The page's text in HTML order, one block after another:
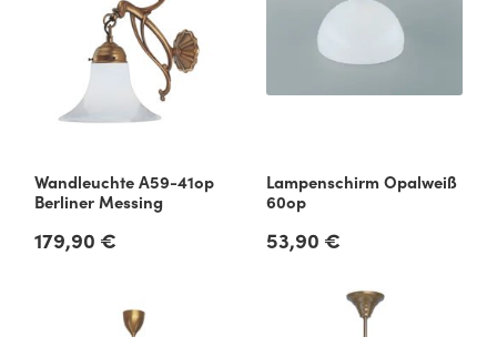
Wandleuchte A59-41op
Berliner Messing
Regulärer Preis:
179,90 €
Lampenschirm Opalweiß
60op
Regulärer Preis:
53,90 €